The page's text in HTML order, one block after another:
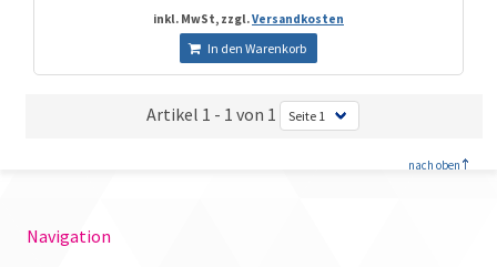
inkl. MwSt, zzgl.Versandkosten
In den Warenkorb
Artikel 1 - 1 von 1
nach oben
Navigation